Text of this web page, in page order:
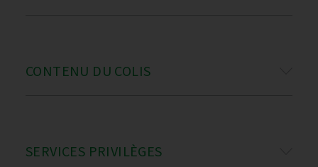
CONTENU DU COLIS
SERVICES PRIVILÈGES